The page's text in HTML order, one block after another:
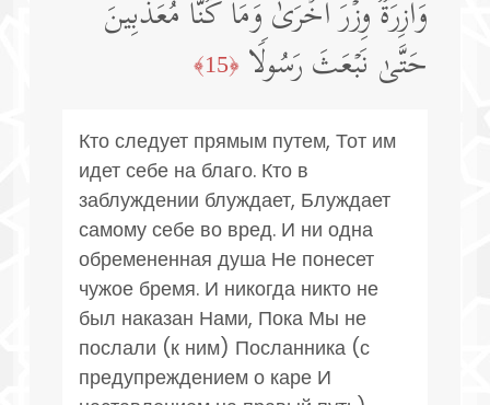
وَازِرَةࣱ وِزۡرَ أُخۡرَىٰۗ وَمَا كُنَّا مُعَذِّبِینَ
حَتَّىٰ نَبۡعَثَ رَسُولࣰا ﴿15﴾
Кто следует прямым путем, Тот им
идет себе на благо. Кто в
заблуждении блуждает, Блуждает
самому себе во вред. И ни одна
обремененная душа Не понесет
чужое бремя. И никогда никто не
был наказан Нами, Пока Мы не
послали (к ним) Посланника (с
предупреждением о каре И